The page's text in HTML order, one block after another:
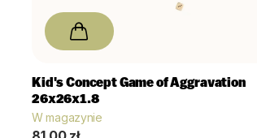
Kid's ConceptGame of Aggravation
26x26x1.8
W magazynie